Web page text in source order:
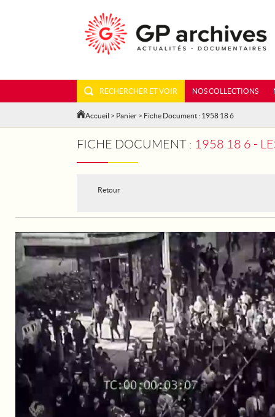
RECHERCHER ET VOIR NOS COLLECTIONS
Accueil > Panier > Fiche Document : 1958 18 6
FICHE DOCUMENT : 1958 18 6 -
Retour